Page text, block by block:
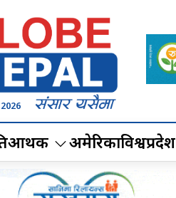
आर्थिक अमेरिकाविश्वप्रदेश